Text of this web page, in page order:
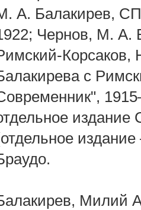
А. Балакирев,
Чернов, М. А.
Коpсаков,
с
Милий